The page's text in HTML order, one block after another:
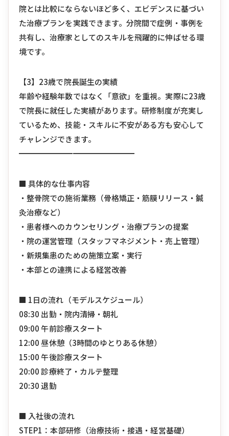
院とは比較にならないほど多く、エビデンスに基づい
た治療プランを実践できます。分院間で症例・事例を
共有し、治療家としてのスキルを飛躍的に伸ばせる環
境です。
【3】23歳で院長誕生の実績
年齢や経験年数ではなく「意欲」を重視。実際に23歳
で院長に就任した実績があります。研修制度が充実し
ているため、技能・スキルに不安がある方も安心して
チャレンジできます。
━━━━━━━━━━━━━━━
■ 具体的な仕事内容
・整骨院での施術業務（骨格矯正・筋膜リリース・鍼
灸治療など）
・患者様へのカウンセリング・治療プランの提案
・院の運営管理（スタッフマネジメント・売上管理）
・新規集患のための施策立案・実行
・本部との連携による経営改善
■ 1日の流れ（モデルスケジュール）
08:30 出勤・院内清掃・朝礼
09:00 午前診療スタート
12:00 昼休憩（3時間のゆとりある休憩）
15:00 午後診療スタート
20:00 診療終了・カルテ整理
20:30 退勤
■ 入社後の流れ
STEP1：本部研修（治療技術・接遇・経営基礎）